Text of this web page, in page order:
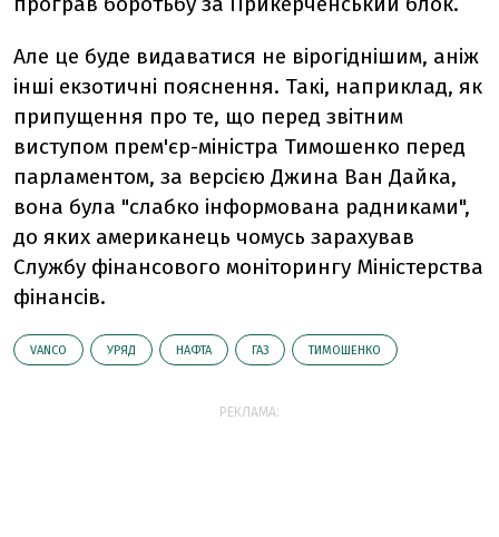
Але це буде видаватися не вірогіднішим, аніж
інші екзотичні пояснення. Такі, наприклад, як
припущення про те, що перед звітним
виступом прем'єр-міністра Тимошенко перед
парламентом, за версією Джина Ван Дайка,
вона була "слабко інформована радниками",
до яких американець чомусь зарахував
Службу фінансового моніторингу Міністерства
фінансів.
VANCO УРЯД НАФТА ГАЗ ТИМОШЕНКО
РЕКЛАМА: